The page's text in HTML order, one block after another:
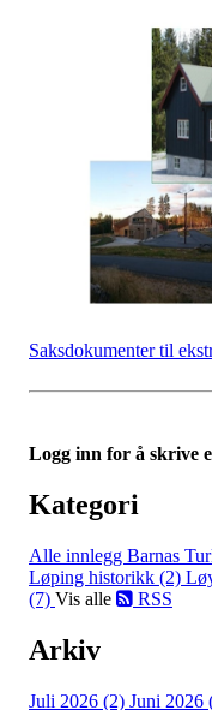
Saksdokumenter til
Logg inn for å skrive
Kategori
Alle innlegg Barnas
Løping historikk (2)
(7) Vis alle RSS
Arkiv
Juli 2026 (2) Juni 2026